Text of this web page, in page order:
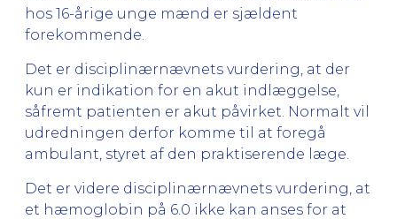
hos 16-årige unge mænd er sjældent
forekommende.
Det er disciplinærnævnets vurdering, at der
kun er indikation for en akut indlæggelse,
såfremt patienten er akut påvirket. Normalt vil
udredningen derfor komme til at foregå
ambulant, styret af den praktiserende læge.
Det er videre disciplinærnævnets vurdering, at
et hæmoglobin på 6.0 ikke kan anses for at